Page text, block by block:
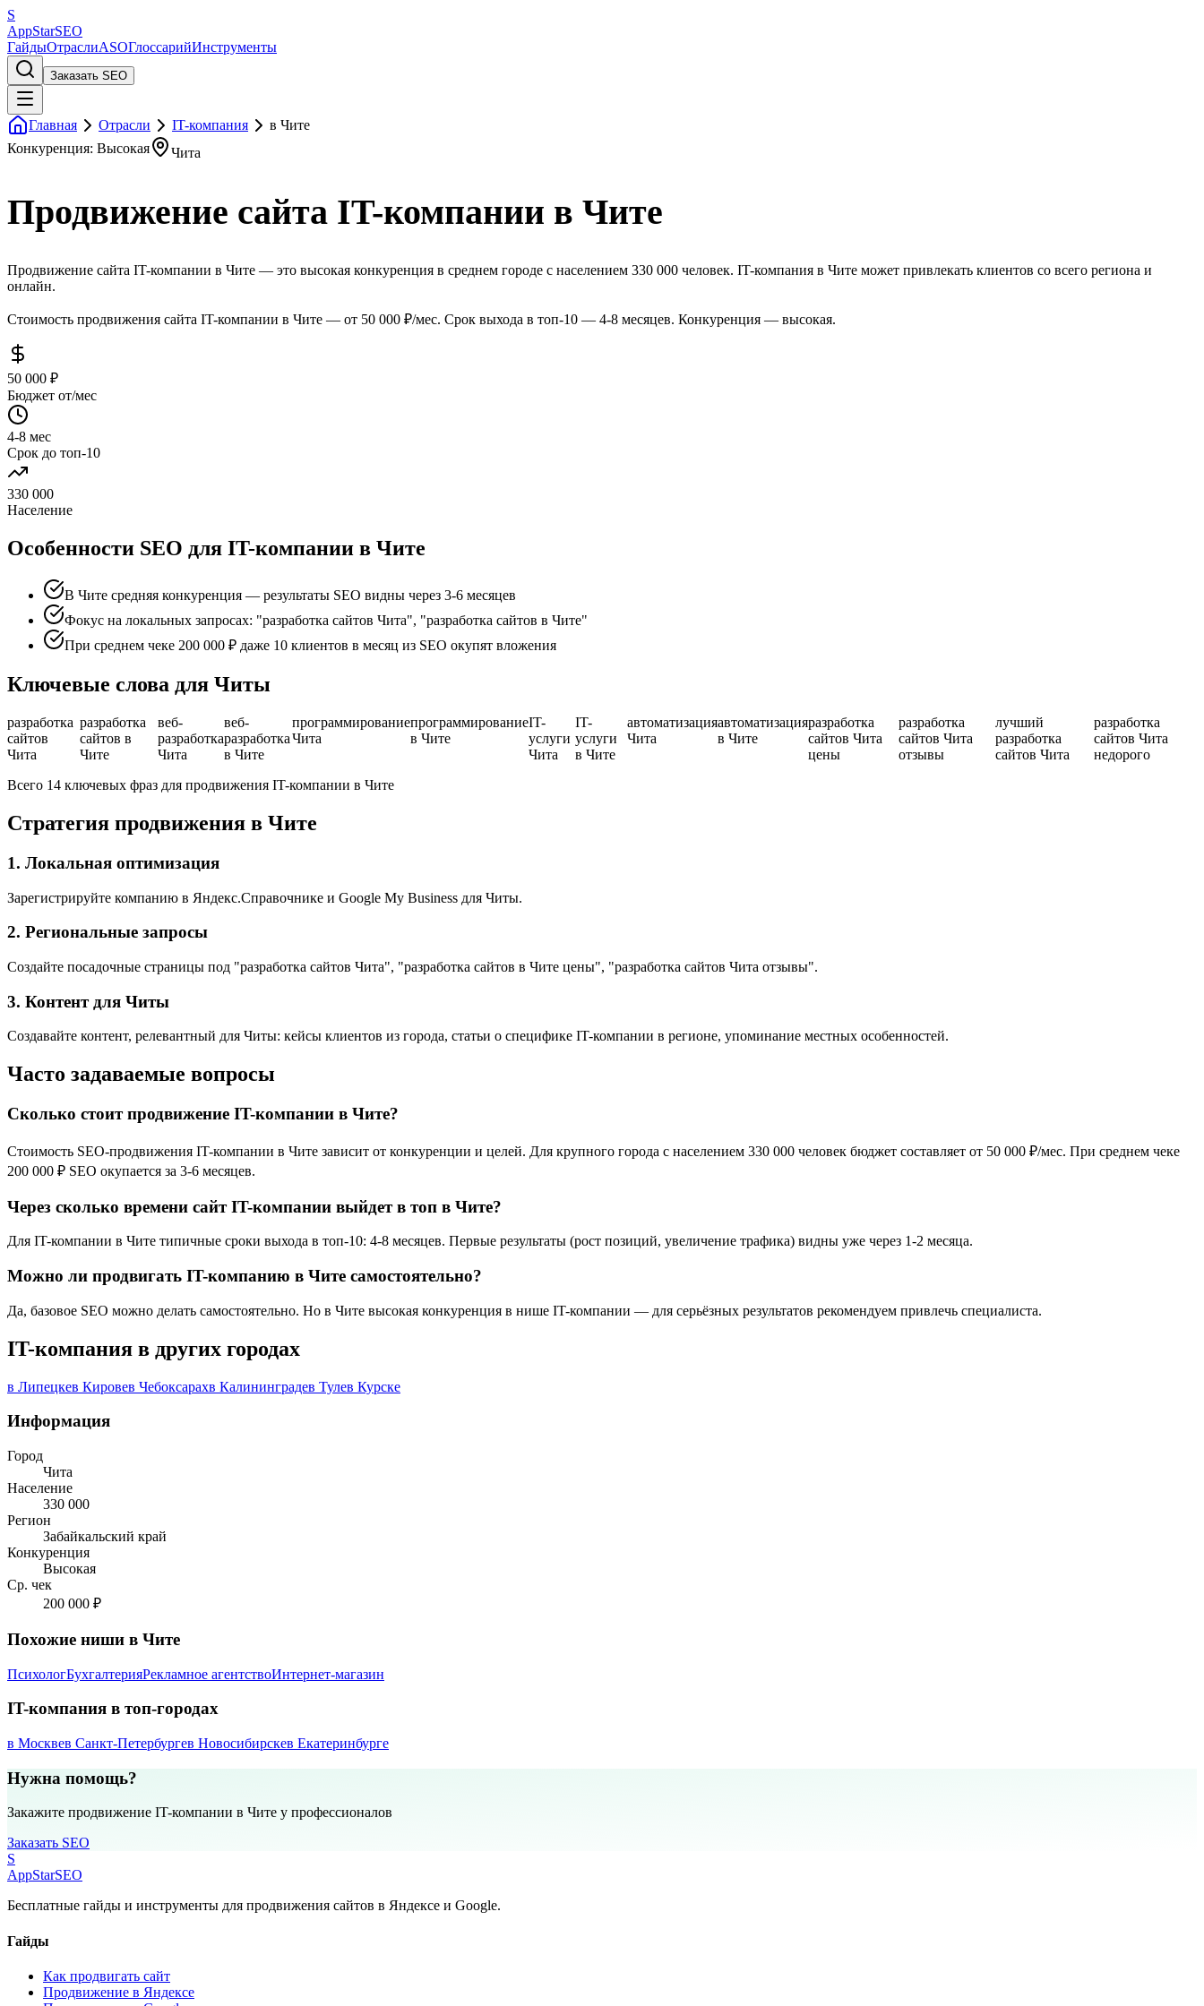
S
AppStarSEO
ГайдыОтраслиASOГлоссарийИнструменты
Заказать SEO
Главная Отрасли IT-компания
в Чите
Конкуренция: Высокая
Чита
Продвижение сайта IT-компании в Чите
Продвижение сайта IT-компании в Чите — это высокая конкуренция в среднем городе с населением 330 000 человек. IT-компания в Чите может привлекать клиентов со всего региона и
онлайн.
Стоимость продвижения сайта IT-компании в Чите — от 50 000 ₽/мес. Срок выхода в топ-10 — 4-8 месяцев. Конкуренция — высокая.
50 000 ₽
Бюджет от/мес
4-8 мес
Срок до топ-10
330 000
Население
Особенности SEO для IT-компании в Чите
В Чите средняя конкуренция — результаты SEO видны через 3-6 месяцев
Фокус на локальных запросах: "разработка сайтов Чита", "разработка сайтов в Чите"
При среднем чеке 200 000 ₽ даже 10 клиентов в месяц из SEO окупят вложения
Ключевые слова для Читы
разработка
сайтов
Чита
разработка
сайтов в
Чите
веб-
разработка
Чита
веб-
разработка
в Чите
программирование
Чита
программирование
в Чите
IT-
услуги
Чита
IT-
услуги
в Чите
автоматизация
Чита
автоматизация
в Чите
разработка
сайтов Чита
цены
разработка
сайтов Чита
отзывы
лучший
разработка
сайтов Чита
разработка
сайтов Чита
недорого
Всего 14 ключевых фраз для продвижения IT-компании в Чите
Стратегия продвижения в Чите
1. Локальная оптимизация
Зарегистрируйте компанию в Яндекс.Справочнике и Google My Business для Читы.
2. Региональные запросы
Создайте посадочные страницы под "разработка сайтов Чита", "разработка сайтов в Чите цены", "разработка сайтов Чита отзывы".
3. Контент для Читы
Создавайте контент, релевантный для Читы: кейсы клиентов из города, статьи о специфике IT-компании в регионе, упоминание местных особенностей.
Часто задаваемые вопросы
Сколько стоит продвижение IT-компании в Чите?
Стоимость SEO-продвижения IT-компании в Чите зависит от конкуренции и целей. Для крупного города с населением 330 000 человек бюджет составляет от 50 000 ₽/мес. При среднем чеке
200 000 ₽ SEO окупается за 3-6 месяцев.
Через сколько времени сайт IT-компании выйдет в топ в Чите?
Для IT-компании в Чите типичные сроки выхода в топ-10: 4-8 месяцев. Первые результаты (рост позиций, увеличение трафика) видны уже через 1-2 месяца.
Можно ли продвигать IT-компанию в Чите самостоятельно?
Да, базовое SEO можно делать самостоятельно. Но в Чите высокая конкуренция в нише IT-компании — для серьёзных результатов рекомендуем привлечь специалиста.
IT-компания в других городах
в Липецкев Кировев Чебоксарахв Калининградев Тулев Курске
Информация
Город
Чита
Население
330 000
Регион
Забайкальский край
Конкуренция
Высокая
Ср. чек
200 000 ₽
Похожие ниши в Чите
ПсихологБухгалтерияРекламное агентствоИнтернет-магазин
IT-компания в топ-городах
в Москвев Санкт-Петербургев Новосибирскев Екатеринбурге
Нужна помощь?
Закажите продвижение IT-компании в Чите у профессионалов
Заказать SEO
S
AppStarSEO
Бесплатные гайды и инструменты для продвижения сайтов в Яндексе и Google.
Гайды
Как продвигать сайт
Продвижение в Яндексе